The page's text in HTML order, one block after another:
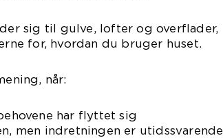
sig til gulve, lofter og overflader,
for, hvordan du bruger huset.
når:
har flyttet sig
men indretningen er utidssvarende